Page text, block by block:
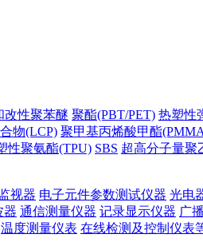
改性聚苯醚 聚酯(PBT/PET) 热塑性
物(LCP) 聚甲基丙烯酸甲酯
性聚氨酯(TPU) SBS 超高分子量聚
视器 电子元件参数测试仪器 光电
器 通信测量仪器 记录显示仪器 广
温度测量仪表 在线检测及控制仪表